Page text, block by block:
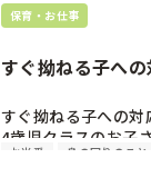
保育・お仕事
すぐ拗ねる子へ
すぐ拗ねる子への対
4歳児クラスのお子
もあり、気持ちが
お当番 身の回りのこと